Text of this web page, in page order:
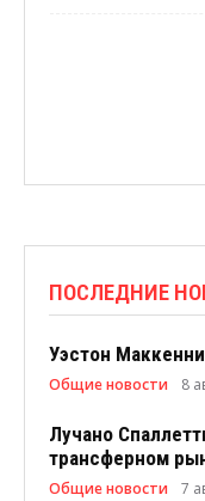
ПОСЛЕДНИЕ
Уэстон
Общие новости 8
Лучано
трансферном
Общие новости 7